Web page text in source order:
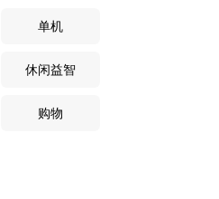
单机
休闲益智
购物